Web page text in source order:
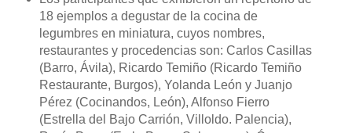
18 ejemplos a degustar de la cocina de
legumbres en miniatura, cuyos nombres,
restaurantes y procedencias son: Carlos Casillas
(Barro, Ávila), Ricardo Temiño (Ricardo Temiño
Restaurante, Burgos), Yolanda León y Juanjo
Pérez (Cocinandos, León), Alfonso Fierro
(Estrella del Bajo Carrión, Villoldo. Palencia),